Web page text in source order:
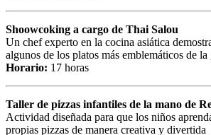
Shoowcoking a cargo de Thai Salou
Un chef experto en la cocina asiática
algunos de los platos más emblemáticos de
Horario: 17 horas
Taller de pizzas infantiles de la mano de
Actividad diseñada para que los niños
propias pizzas de manera creativa y divertida